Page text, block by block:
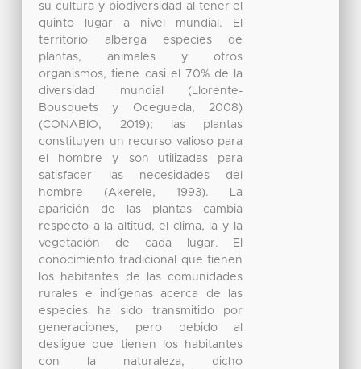
su cultura y biodiversidad al tener el
quinto lugar a nivel mundial. El
territorio alberga especies de
plantas, animales y otros
organismos, tiene casi el 70% de la
diversidad mundial (Llorente-
Bousquets y Ocegueda, 2008)
(CONABIO, 2019); las plantas
constituyen un recurso valioso para
el hombre y son utilizadas para
satisfacer las necesidades del
hombre (Akerele, 1993). La
aparición de las plantas cambia
respecto a la altitud, el clima, la y la
vegetación de cada lugar. El
conocimiento tradicional que tienen
los habitantes de las comunidades
rurales e indígenas acerca de las
especies ha sido transmitido por
generaciones, pero debido al
desligue que tienen los habitantes
con la naturaleza, dicho